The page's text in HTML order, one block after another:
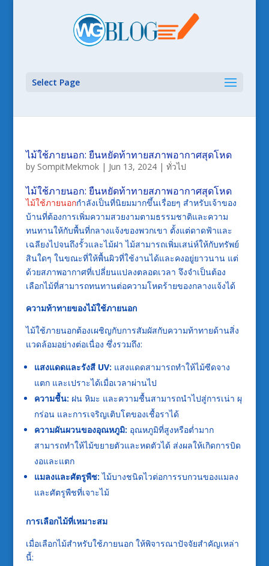
Select Page
ไม้ใช้ภายนอก: ยืนหยัดท้าทายสภาพอากาศสุดโหด
by SompitMekmok| Jun 13, 2024| ทั่วไป
ไม้ใช้ภายนอก: ยืนหยัดท้าทายสภาพอากาศสุดโหด
ไม้ใช้ภายนอกกำลังเป็นที่นิยมมากขึ้นเรื่อยๆ สำหรับเจ้าของ
บ้านที่ต้องการเพิ่มความสวยงามตามธรรมชาติและความ
ทนทานให้กับพื้นที่กลางแจ้งของพวกเขา ตั้งแต่ดาดฟ้าและ
เฉลียงไปจนถึงรั้วและไม้ฝา ไม้สามารถเพิ่มเสน่ห์ให้กับทรัพย์
สินใดๆ ในขณะที่ให้พื้นผิวที่ใช้งานได้และคงอยู่ยาวนาน แต่
ด้วยสภาพอากาศที่เปลี่ยนแปลงตลอดเวลา จึงจำเป็นต้อง
เลือกไม้ที่สามารถทนทานต่อความโหดร้ายของกลางแจ้งได้
ความท้าทายของไม้ใช้ภายนอก
ไม้ใช้ภายนอกต้องเผชิญกับการสัมผัสกับความท้าทายด้านสิ่ง
แวดล้อมอย่างต่อเนื่อง ซึ่งรวมถึง:
แสงแดดและรังสี UV: แสงแดดสามารถทำให้ไม้ซีดจาง
แตก และเปราะได้เมื่อเวลาผ่านไป
ความชื้น: ฝน หิมะ และความชื้นสามารถนำไปสู่การเน่า ผุ
กร่อน และการเจริญเติบโตของเชื้อราได้
ความผันผวนของอุณหภูมิ: อุณหภูมิที่สูงหรือต่ำมาก
สามารถทำให้ไม้ขยายตัวและหดตัวได้ ส่งผลให้เกิดการบิด
งอและแตก
แมลงและศัตรูพืช: ไม้บางชนิดไวต่อการรบกวนของแมลง
และศัตรูพืชที่เจาะไม้
การเลือกไม้ที่เหมาะสม
เมื่อเลือกไม้สำหรับใช้ภายนอก ให้พิจารณาปัจจัยสำคัญเหล่า
นี้: